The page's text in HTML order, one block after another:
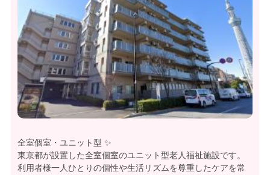
全室個室・ユニット型 ✨
東京都が設置した全室個室のユニット型老人福祉施設です。
利用者様一人ひとりの個性や生活リズムを尊重したケアを常